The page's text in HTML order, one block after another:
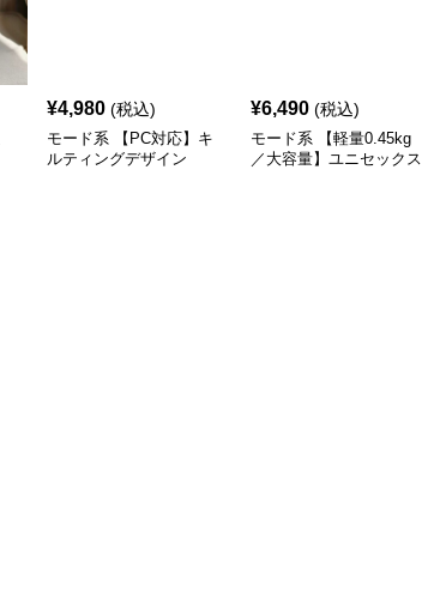
¥4,980 (税込)
モード系 【PC対応】キ
ルティングデザイン
¥6,490 (税込)
モード系 【軽量0.45kg
／大容量】ユニセックス